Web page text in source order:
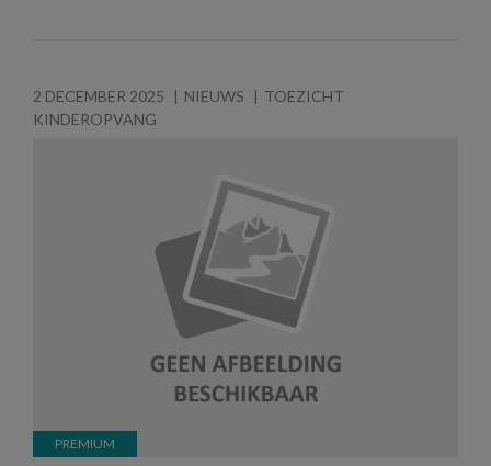
2 DECEMBER 2025 NIEUWS
TOEZICHT
KINDEROPVANG